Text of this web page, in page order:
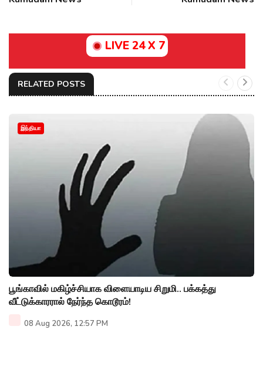
LIVE 24 X 7
RELATED POSTS
இந்தியா
பூங்காவில் மகிழ்ச்சியாக விளையாடிய சிறுமி.. பக்கத்து
வீட்டுக்காரரால் நேர்ந்த கொடூரம்!
08 Aug 2026, 12:57 PM